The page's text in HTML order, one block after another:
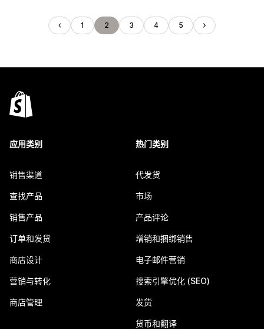
1 2 3 4 5
应用类别
销售渠道
查找产品
销售产品
订单和发货
商店设计
营销与转化
商店管理
热门类别
代发货
市场
产品评论
增销和捆绑销售
电子邮件营销
搜索引擎优化 (SEO)
发货
货币和翻译